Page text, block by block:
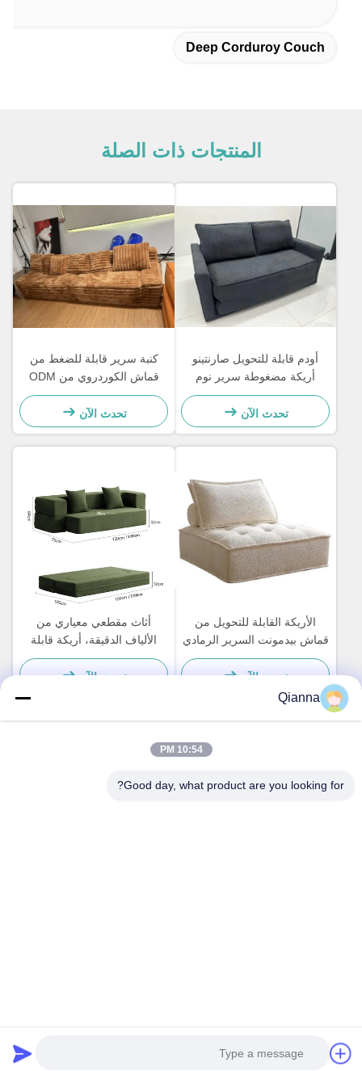
Deep Corduroy Couch
المنتجات ذات الصلة
أودم قابلة للتحويل صارنتينو
أريكة مضغوطة سرير نوم
Loveseat
تحدث الآن
كنبة سرير قابلة للضغط من
قماش الكوردروي من ODM
لغرفة المعيشة
تحدث الآن
الأريكة القابلة للتحويل من
قماش بيدمونت السرير الرمادي
الكتان خفيف الوزن
تحدث الآن
أثاث مقطعي معياري من
الألياف الدقيقة، أريكة قابلة
للغسل للمساحات الصغيرة
تحدث الآن
Import and Export Trading Co., Ltd. . كل شيء حقوق محجوزة
Qianna
10:54 PM
Good day, what product are you looking for?